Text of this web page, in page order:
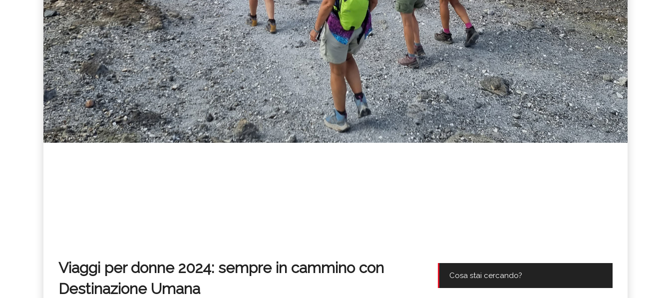
Viaggi per donne 2024: sempre in cammino con
Destinazione Umana
Cosa stai cercando?